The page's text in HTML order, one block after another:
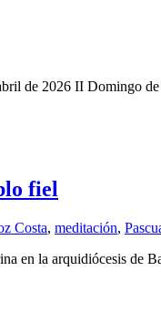
de 2026 II Domingo de
fiel
Costa, meditación,
en la arquidiócesis de